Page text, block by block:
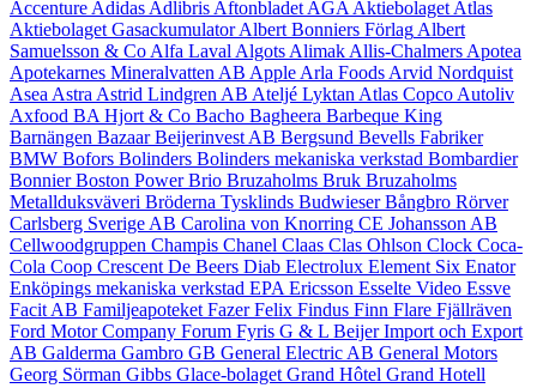
Accenture Adidas Adlibris Aftonbladet AGA Aktiebolaget Atlas
Aktiebolaget Gasackumulator Albert Bonniers Förlag Albert
Samuelsson & Co Alfa Laval Algots Alimak Allis‑Chalmers Apotea
Apotekarnes Mineralvatten AB Apple Arla Foods Arvid Nordquist
Asea Astra Astrid Lindgren AB Ateljé Lyktan Atlas Copco Autoliv
Axfood BA Hjort & Co Bacho Bagheera Barbeque King
Barnängen Bazaar Beijerinvest AB Bergsund Bevells Fabriker
BMW Bofors Bolinders Bolinders mekaniska verkstad Bombardier
Bonnier Boston Power Brio Bruzaholms Bruk Bruzaholms
Metallduksväveri Bröderna Tysklinds Budwieser Bångbro Rörver
Carlsberg Sverige AB Carolina von Knorring CE Johansson AB
Cellwoodgruppen Champis Chanel Claas Clas Ohlson Clock Coca-
Cola Coop Crescent De Beers Diab Electrolux Element Six Enator
Enköpings mekaniska verkstad EPA Ericsson Esselte Video Essve
Facit AB Familjeapoteket Fazer Felix Findus Finn Flare Fjällräven
Ford Motor Company Forum Fyris G & L Beijer Import och Export
AB Galderma Gambro GB General Electric AB General Motors
Georg Sörman Gibbs Glace-bolaget Grand Hôtel Grand Hotell